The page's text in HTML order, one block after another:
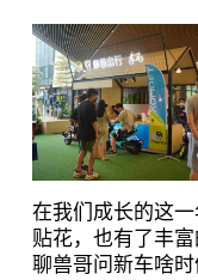
在我们成长的这
贴花，也有了丰
聊兽哥问新车啥